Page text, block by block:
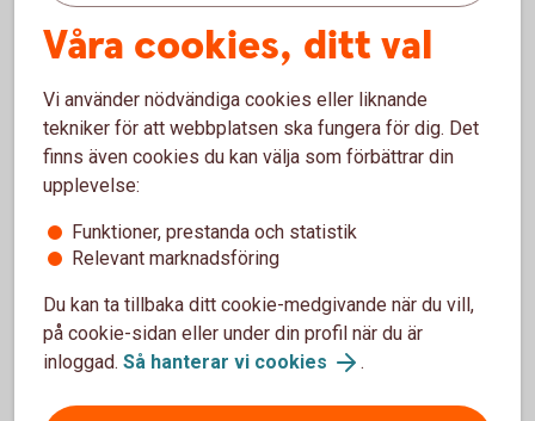
Betalnings-, finansierings- och tjänstepensionslösningar
för ditt företag
Gör en enklare rådgivning själv.
Logga in och gör digital rådgivning
Bankomat
Besök en bankomat för att sätta in och ta ut kontanter.
Hitta Bankomat (bankomat.se)
Våra cookies, ditt val
Vi använder nödvändiga cookies eller liknande
tekniker för att webbplatsen ska fungera för dig. Det
finns även cookies du kan välja som förbättrar din
upplevelse:
Funktioner, prestanda och statistik
Relevant marknadsföring
Du kan ta tillbaka ditt cookie-medgivande när du vill,
på cookie-sidan eller under din profil när du är
inloggad. Så hanterar vi cookies .